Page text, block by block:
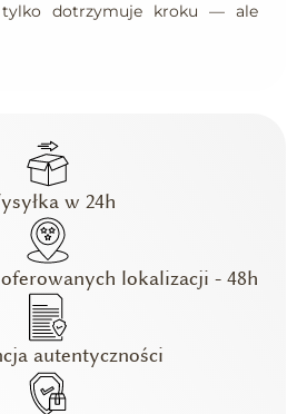
dotrzymuje kroku — ale
w 24h
lokalizacji - 48h
autentyczności